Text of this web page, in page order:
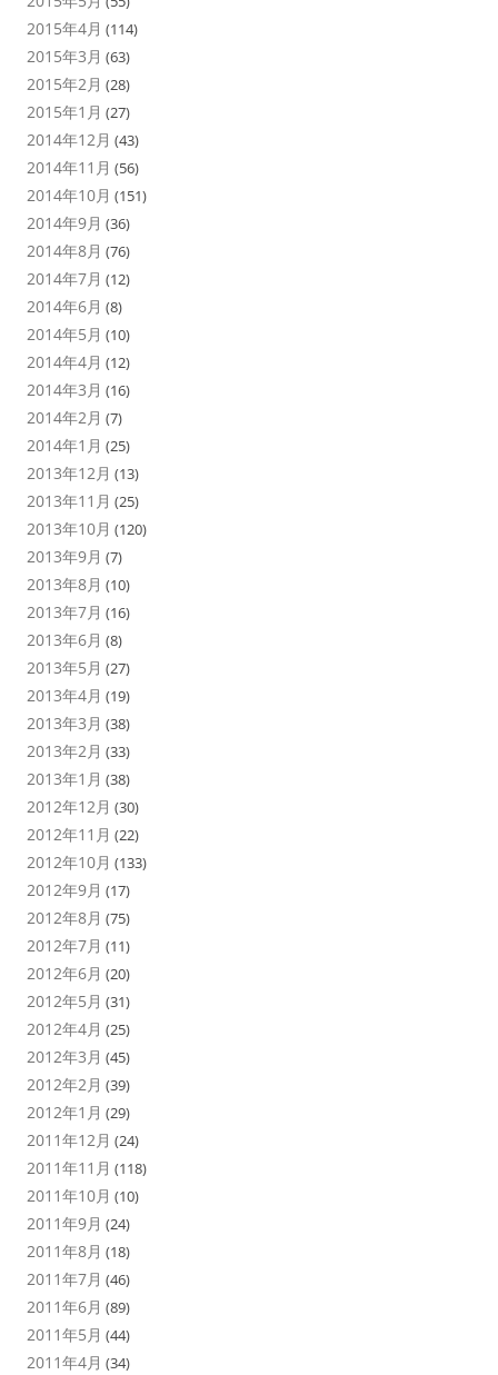
2015年4月 (114)
2015年3月 (63)
2015年2月 (28)
2015年1月 (27)
2014年12月 (43)
2014年11月 (56)
2014年10月 (151)
2014年9月 (36)
2014年8月 (76)
2014年7月 (12)
2014年6月 (8)
2014年5月 (10)
2014年4月 (12)
2014年3月 (16)
2014年2月 (7)
2014年1月 (25)
2013年12月 (13)
2013年11月 (25)
2013年10月 (120)
2013年9月 (7)
2013年8月 (10)
2013年7月 (16)
2013年6月 (8)
2013年5月 (27)
2013年4月 (19)
2013年3月 (38)
2013年2月 (33)
2013年1月 (38)
2012年12月 (30)
2012年11月 (22)
2012年10月 (133)
2012年9月 (17)
2012年8月 (75)
2012年7月 (11)
2012年6月 (20)
2012年5月 (31)
2012年4月 (25)
2012年3月 (45)
2012年2月 (39)
2012年1月 (29)
2011年12月 (24)
2011年11月 (118)
2011年10月 (10)
2011年9月 (24)
2011年8月 (18)
2011年7月 (46)
2011年6月 (89)
2011年5月 (44)
2011年4月 (34)